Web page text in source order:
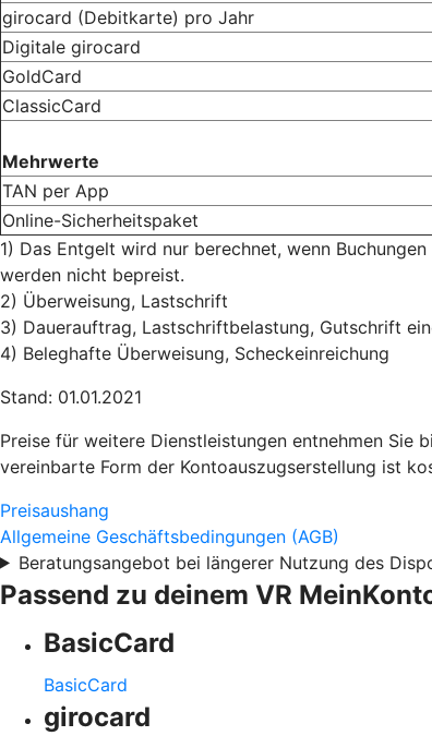
girocard (Debitkarte) pro Jahr
Digitale girocard
GoldCard
ClassicCard
Mehrwerte
TAN per App
Online-Sicherheitspaket
1) Das Entgelt wird nur berechnet, wenn
werden nicht bepreist.
2) Überweisung, Lastschrift
3) Dauerauftrag, Lastschriftbelastung, Gutschrift
4) Beleghafte Überweisung, Scheckeinreichung
Stand: 01.01.2021
Preise für weitere Dienstleistungen entnehmen Sie
vereinbarte Form der Kontoauszugserstellung ist
Preisaushang
Allgemeine Geschäftsbedingungen (AGB)
Beratungsangebot bei längerer Nutzung des
Passend zu deinem VR
BasicCard
BasicCard
girocard